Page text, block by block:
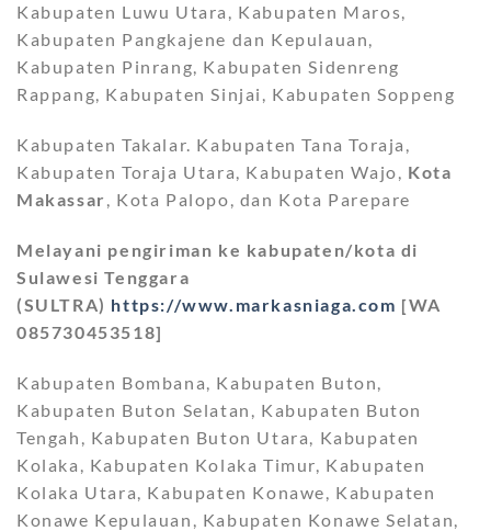
Kabupaten Luwu Utara, Kabupaten Maros,
Kabupaten Pangkajene dan Kepulauan,
Kabupaten Pinrang, Kabupaten Sidenreng
Rappang, Kabupaten Sinjai, Kabupaten Soppeng
Kabupaten Takalar. Kabupaten Tana Toraja,
Kabupaten Toraja Utara, Kabupaten Wajo, Kota
Makassar , Kota Palopo, dan Kota Parepare
Melayani pengiriman ke kabupaten/kota di
Sulawesi Tenggara
(SULTRA) https://www.markasniaga.com [WA
085730453518]
Kabupaten Bombana, Kabupaten Buton,
Kabupaten Buton Selatan, Kabupaten Buton
Tengah, Kabupaten Buton Utara, Kabupaten
Kolaka, Kabupaten Kolaka Timur, Kabupaten
Kolaka Utara, Kabupaten Konawe, Kabupaten
Konawe Kepulauan, Kabupaten Konawe Selatan,